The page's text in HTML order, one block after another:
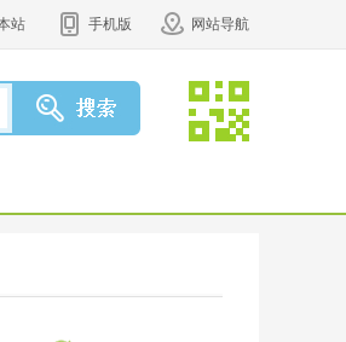
站 手机版 网站导航